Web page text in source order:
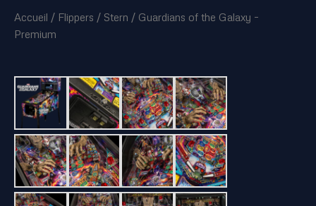
Accueil / Flippers / Stern / Guardians of the Galaxy –
Premium